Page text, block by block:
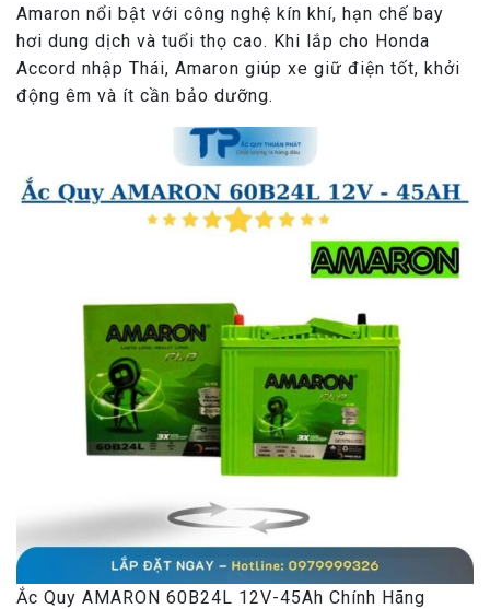
Amaron nổi bật với công nghệ kín khí, hạn chế bay
hơi dung dịch và tuổi thọ cao. Khi lắp cho Honda
Accord nhập Thái, Amaron giúp xe giữ điện tốt, khởi
động êm và ít cần bảo dưỡng.
Ắc Quy AMARON 60B24L 12V-45Ah Chính Hãng